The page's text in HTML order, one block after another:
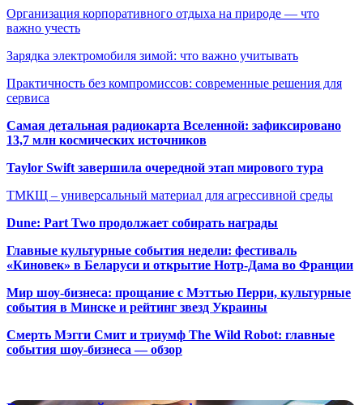
Организация корпоративного отдыха на природе — что
важно учесть
Зарядка электромобиля зимой: что важно учитывать
Практичность без компромиссов: современные решения для
сервиса
Самая детальная радиокарта Вселенной: зафиксировано
13,7 млн космических источников
Taylor Swift завершила очередной этап мирового тура
ТМКЩ – универсальный материал для агрессивной среды
Dune: Part Two продолжает собирать награды
Главные культурные события недели: фестиваль
«Киновек» в Беларуси и открытие Нотр-Дама во Франции
Мир шоу-бизнеса: прощание с Мэттью Перри, культурные
события в Минске и рейтинг звезд Украины
Смерть Мэгги Смит и триумф The Wild Robot: главные
события шоу-бизнеса — обзор